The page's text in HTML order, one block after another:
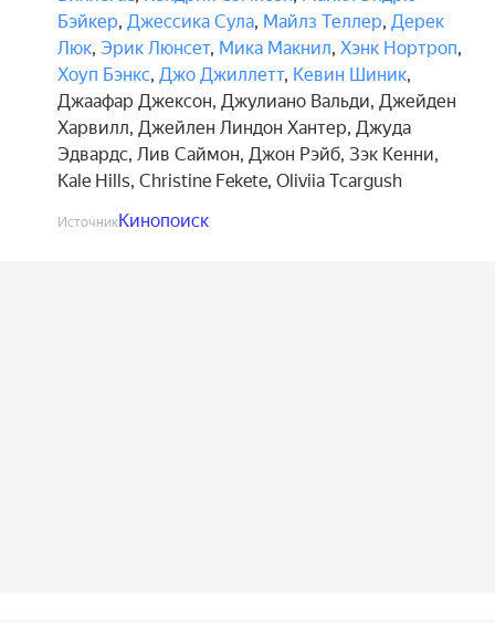
Бэйкер, Джессика Сула, Майлз Теллер, Дерек
Люк, Эрик Люнсет, Мика Макнил, Хэнк Нортроп,
Хоуп Бэнкс, Джо Джиллетт, Кевин Шиник,
Джаафар Джексон, Джулиано Вальди, Джейден
Харвилл, Джейлен Линдон Хантер, Джуда
Эдвардс, Лив Саймон, Джон Рэйб, Зэк Кенни,
Kale Hills, Christine Fekete, Oliviia Tcargush
ИсточникКинопоиск